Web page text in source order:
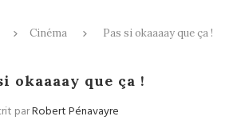
Cinéma Pas si okaaaay que ça !
okaaaay que ça !
parRobert Pénavayre